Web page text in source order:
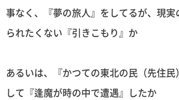
事なく、『夢の旅人』をしてるが、現
られたくない『引きこもり』か
あるいは、『かつての東北の民（先住
して『逢魔が時の中で遭遇』したか